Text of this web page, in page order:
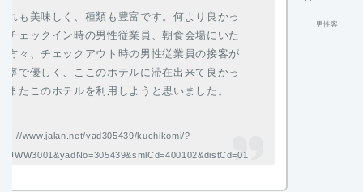
男性客
れも美味しく、種類も豊富です。何より良かっ
チェックイン時の男性従業員、朝食会場にいた
方々、チェックアウト時の男性従業員の接客が
寧で優しく、ここのホテルに滞在出来て良かっ
またこのホテルを利用しようと思いました。
www.jalan.net/yad305439/kuchikomi/?